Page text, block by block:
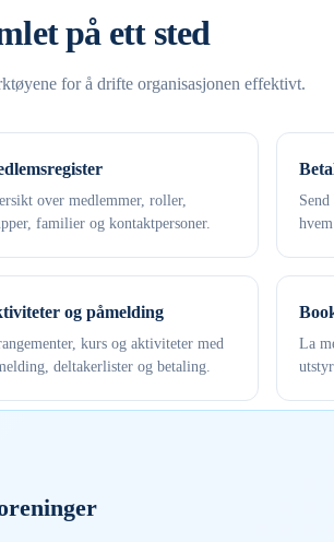
på ett sted
for å drifte organisasjonen effektivt.
over medlemmer, roller,
familier og kontaktpersoner.
og påmelding
kurs og aktiviteter med
deltakerlister og betaling.
La